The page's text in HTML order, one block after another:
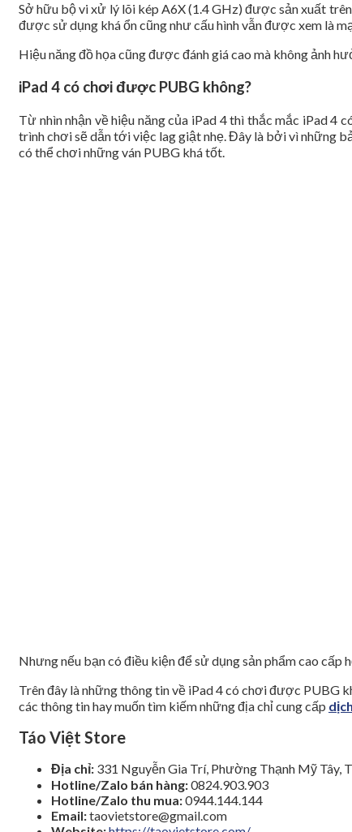
Sở hữu bộ vi xử lý lõi kép A6X (1.4 GHz) được sản xuất
được sử dụng khá ổn cũng như cấu hình vẫn được xem là
Hiệu năng đồ họa cũng được đánh giá cao mà không ảnh
iPad 4 có chơi được PUBG không?
Từ nhìn nhận về hiệu năng của iPad 4 thì thắc mắc iPad
trình chơi sẽ dẫn tới việc lag giật nhẹ. Đây là bởi vì những
có thể chơi những ván PUBG khá tốt.
Nhưng nếu bạn có điều kiện để sử dụng sản phẩm cao cấp
Trên đây là những thông tin về iPad 4 có chơi được PUBG
các thông tin hay muốn tìm kiếm những địa chỉ cung cấp
Táo Việt Store
Địa chỉ: 331 Nguyễn Gia Trí, Phường Thạnh Mỹ Tây,
Hotline/Zalo bán hàng:0824.903.903
Hotline/Zalo thu mua:0944.144.144
Email:taovietstore@gmail.com